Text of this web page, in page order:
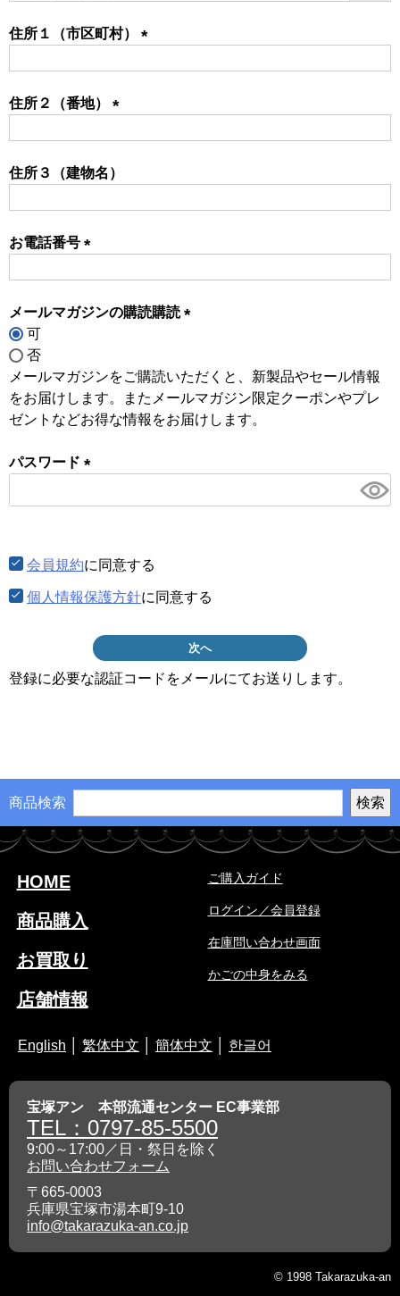
住所１（市区町村）
住所２（番地）
住所３（建物名）
お電話番号
メールマガジンの購読購読
可
否
メールマガジンをご購読いただくと、新製品やセール情報
をお届けします。またメールマガジン限定クーポンやプレ
ゼントなどお得な情報をお届けします。
パスワード
須)
会員規約に同意する
個人情報保護方針に同意する
次へ
登録に必要な認証コードをメールにてお送りします。
商品検索
HOME
商品購入
お買取り
店舗情報
ご購入ガイド
ログイン／会員登録
在庫問い合わせ画面
かごの中身をみる
English 繁体中文 簡体中文 한글어
宝塚アン 本部流通センター EC事業部
TEL：0797-85-5500
9:00～17:00／日・祭日を除く
お問い合わせフォーム
〒665-0003
兵庫県宝塚市湯本町9-10
info@takarazuka-an.co.jp
© 1998 Takarazuka-an